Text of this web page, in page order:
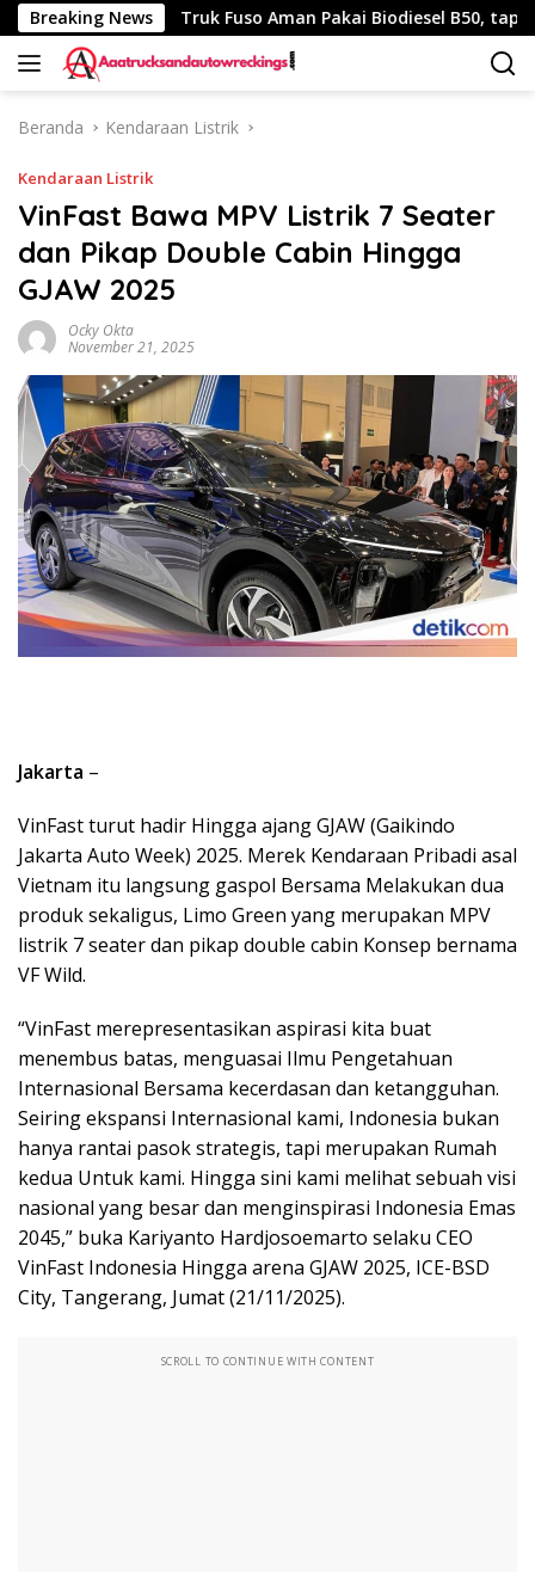
Langsung
ke
konten
Breaking News
Km Truk Fuso Aman Pakai Biodiesel B50, tapi Ada
Beranda Kendaraan Listrik
Kendaraan Listrik
VinFast Bawa MPV Listrik 7 Seater
dan Pikap Double Cabin Hingga
GJAW 2025
Ocky Okta
November 21, 2025
Jakarta –
VinFast turut hadir Hingga ajang GJAW (Gaikindo
Jakarta Auto Week) 2025. Merek Kendaraan Pribadi asal
Vietnam itu langsung gaspol Bersama Melakukan dua
produk sekaligus, Limo Green yang merupakan MPV
listrik 7 seater dan pikap double cabin Konsep bernama
VF Wild.
“VinFast merepresentasikan aspirasi kita buat
menembus batas, menguasai Ilmu Pengetahuan
Internasional Bersama kecerdasan dan ketangguhan.
Seiring ekspansi Internasional kami, Indonesia bukan
hanya rantai pasok strategis, tapi merupakan Rumah
kedua Untuk kami. Hingga sini kami melihat sebuah visi
nasional yang besar dan menginspirasi Indonesia Emas
2045,” buka Kariyanto Hardjosoemarto selaku CEO
VinFast Indonesia Hingga arena GJAW 2025, ICE-BSD
City, Tangerang, Jumat (21/11/2025).
SCROLL TO CONTINUE WITH CONTENT